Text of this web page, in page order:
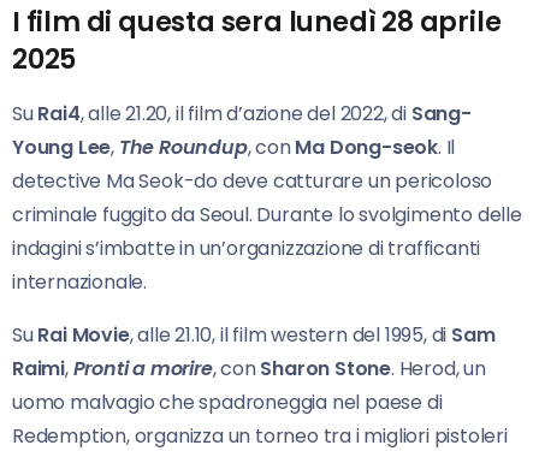
I film di questa sera lunedì 28 aprile
2025
SuRai4, alle 21.20, il film d’azione del 2022, di Sang-
Young Lee, The Roundup, conMa Dong-seok. Il
detective Ma Seok-do deve catturare un pericoloso
criminale fuggito da Seoul. Durante lo svolgimento delle
indagini s’imbatte in un’organizzazione di trafficanti
internazionale.
SuRai Movie, alle 21.10, il film western del 1995, di Sam
Raimi,Pronti a morire, conSharon Stone. Herod, un
uomo malvagio che spadroneggia nel paese di
Redemption, organizza un torneo tra i migliori pistoleri